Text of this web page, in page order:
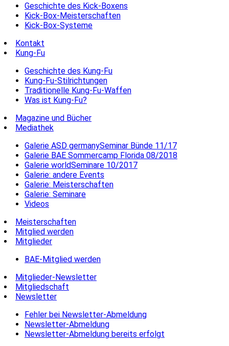
Geschichte des Kick-Boxens
Kick-Box-Meisterschaften
Kick-Box-Systeme
Kontakt
Kung-Fu
Geschichte des Kung-Fu
Kung-Fu-Stilrichtungen
Traditionelle Kung-Fu-Waffen
Was ist Kung-Fu?
Magazine und Bücher
Mediathek
Galerie ASD germanySeminar Bünde 11/17
Galerie BAE Sommercamp Florida 08/2018
Galerie worldSeminare 10/2017
Galerie: andere Events
Galerie: Meisterschaften
Galerie: Seminare
Videos
Meisterschaften
Mitglied werden
Mitglieder
BAE-Mitglied werden
Mitglieder-Newsletter
Mitgliedschaft
Newsletter
Fehler bei Newsletter-Abmeldung
Newsletter-Abmeldung
Newsletter-Abmeldung bereits erfolgt